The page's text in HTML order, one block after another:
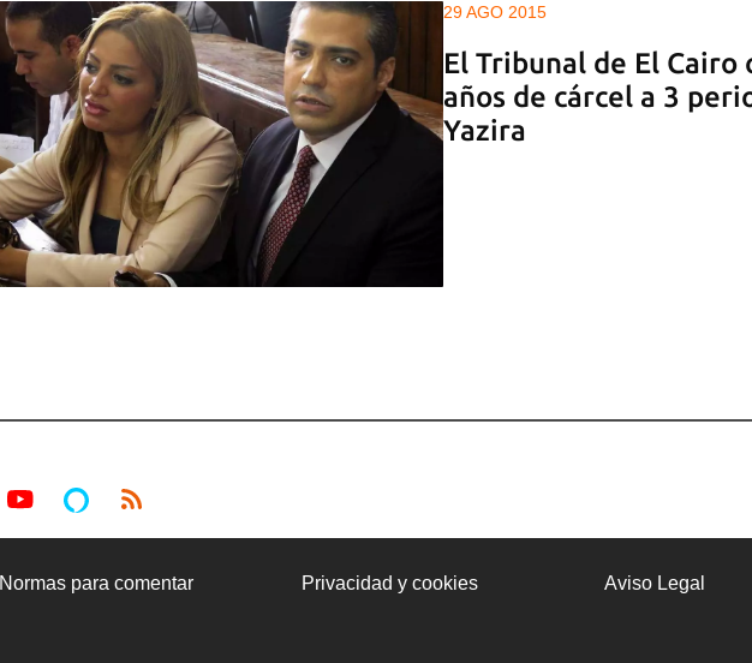
29 AGO 2015
El Tribunal de El Cairo
años de cárcel a 3
Yazira
Normas para comentar Privacidad y cookies Aviso Legal